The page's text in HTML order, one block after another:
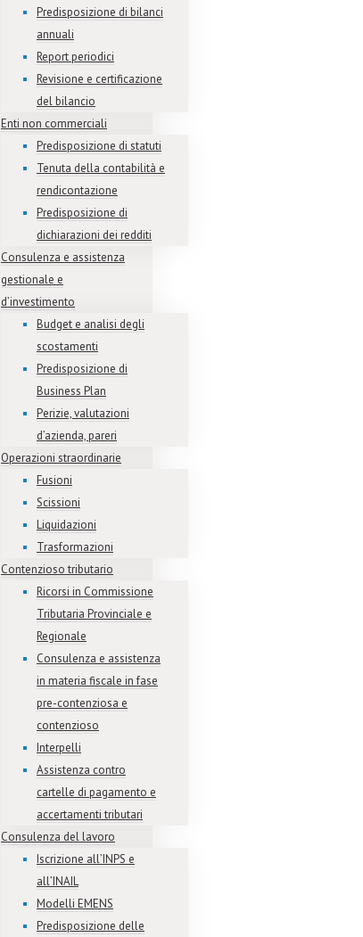
Predisposizione di bilanci
annuali
Report periodici
Revisione e certificazione
del bilancio
Enti non commerciali
Predisposizione di statuti
Tenuta della contabilità e
rendicontazione
Predisposizione di
dichiarazioni dei redditi
Consulenza e assistenza
gestionale e
d’investimento
Budget e analisi degli
scostamenti
Predisposizione di
Business Plan
Perizie, valutazioni
d’azienda, pareri
Operazioni straordinarie
Fusioni
Scissioni
Liquidazioni
Trasformazioni
Contenzioso tributario
Ricorsi in Commissione
Tributaria Provinciale e
Regionale
Consulenza e assistenza
in materia fiscale in fase
pre-contenziosa e
contenzioso
Interpelli
Assistenza contro
cartelle di pagamento e
accertamenti tributari
Consulenza del lavoro
Iscrizione all’INPS e
all’INAIL
Modelli EMENS
Predisposizione delle